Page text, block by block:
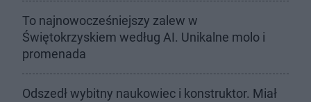
To najnowocześniejszy zalew w
Świętokrzyskiem według AI. Unikalne molo i
promenada
Odszedł wybitny naukowiec i konstruktor. Miał